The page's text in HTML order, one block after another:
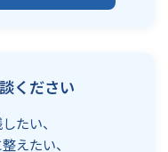
ください
たい、
えたい、